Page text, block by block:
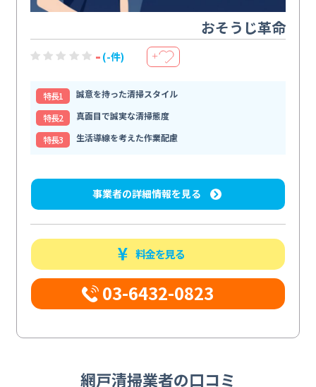
おそうじ革命
- (-件) ＋
特⻑1
誠意を持った清掃スタイル
特⻑2
真面目で誠実な清掃態度
特⻑3
生活導線を考えた作業配慮
事業者の詳細情報を見る
料金を見る
03-6432-0823
網戸清掃業者の口コミ